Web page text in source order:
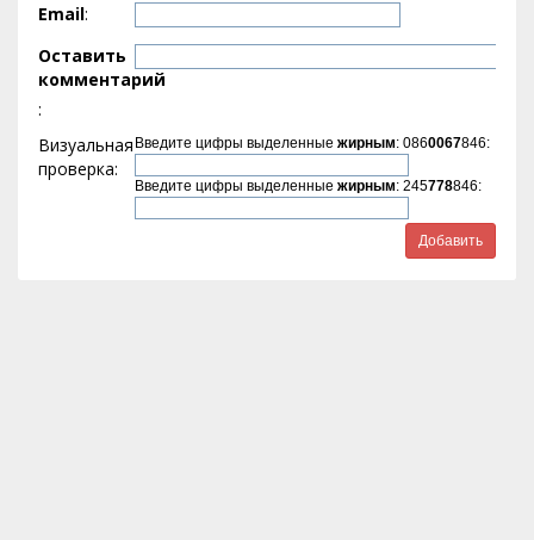
Email:
Оставить
комментарий
:
Визуальная
проверка:
Введите цифры выделенные жирным: 0860067846:
Введите цифры выделенные жирным: 245778846: